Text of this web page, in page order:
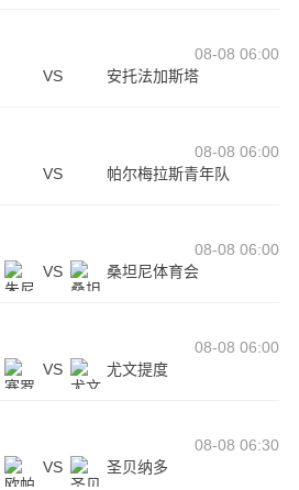
08-08 06:00
VS 安托法加斯塔
08-08 06:00
VS 帕尔梅拉斯青年队
08-08 06:00
VS 桑坦尼体育会
08-08 06:00
VS 尤文提度
08-08 06:30
VS 圣贝纳多